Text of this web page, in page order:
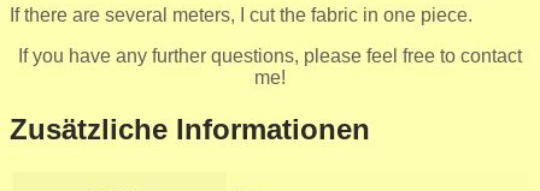
If there are several meters, I cut the fabric in one piece.
If you have any further questions, please feel free to contact
me!
Zusätzliche Informationen